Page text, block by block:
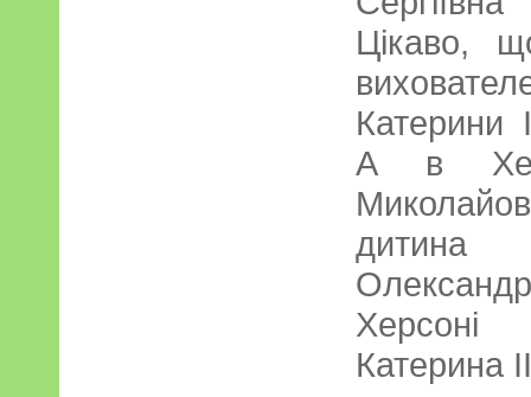
Цікаво,
Катерини
А в
Катерина